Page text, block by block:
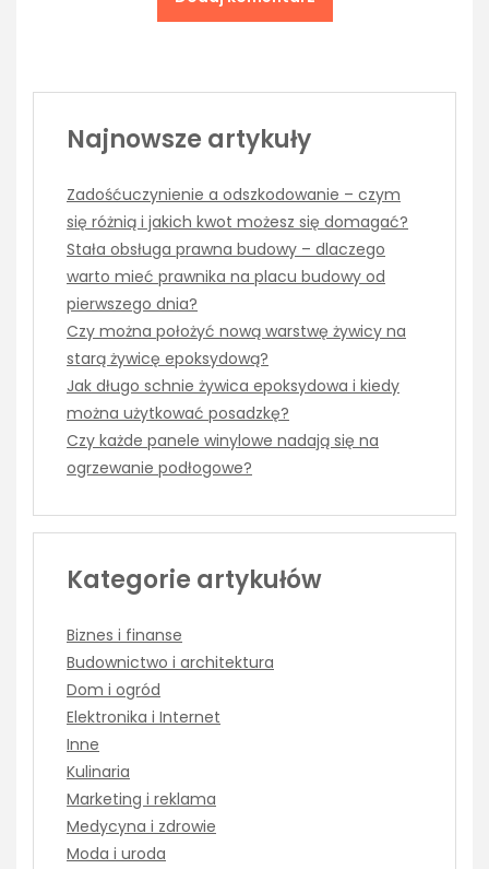
Najnowsze artykuły
Zadośćuczynienie a odszkodowanie – czym
się różnią i jakich kwot możesz się domagać?
Stała obsługa prawna budowy – dlaczego
warto mieć prawnika na placu budowy od
pierwszego dnia?
Czy można położyć nową warstwę żywicy na
starą żywicę epoksydową?
Jak długo schnie żywica epoksydowa i kiedy
można użytkować posadzkę?
Czy każde panele winylowe nadają się na
ogrzewanie podłogowe?
Kategorie artykułów
Biznes i finanse
Budownictwo i architektura
Dom i ogród
Elektronika i Internet
Inne
Kulinaria
Marketing i reklama
Medycyna i zdrowie
Moda i uroda